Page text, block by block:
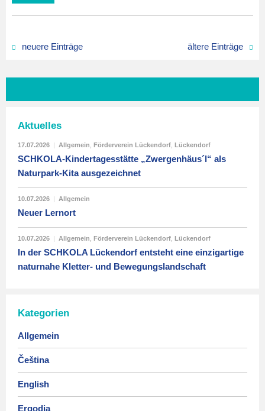
neuere Einträge ältere Einträge
Aktuelles
17.07.2026 | Allgemein Förderverein Lückendorf Lückendorf
SCHKOLA-Kindertagesstätte „Zwergenhäus´l“ als
Naturpark-Kita ausgezeichnet
10.07.2026 | Allgemein
Neuer Lernort
10.07.2026 | Allgemein Förderverein Lückendorf Lückendorf
In der SCHKOLA Lückendorf entsteht eine einzigartige
naturnahe Kletter- und Bewegungslandschaft
Kategorien
Allgemein
Čeština
English
Ergodia